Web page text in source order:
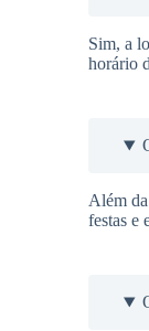
Sim, a
horário
Além
festas e